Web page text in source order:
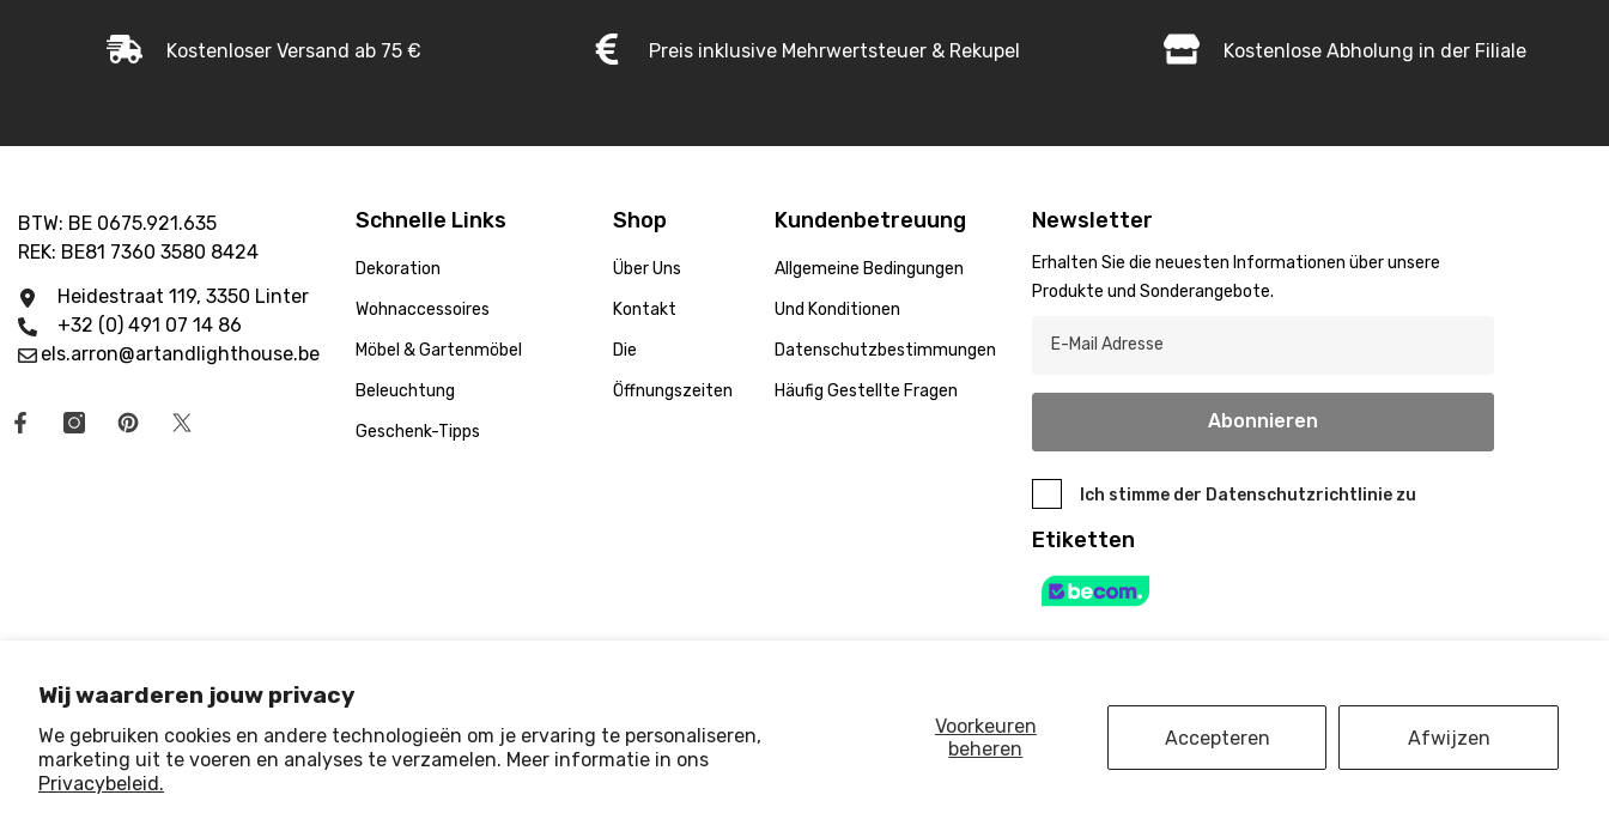
Wij waarderen jouw privacy
We gebruiken cookies en andere technologieën om je ervaring te personaliseren,
marketing uit te voeren en analyses te verzamelen. Meer informatie in ons
Privacybeleid.
Voorkeuren
beheren
Accepteren Afwijzen
Kostenloser Versand ab 75 € Preis inklusive Mehrwertsteuer & Rekupel Kostenlose Abholung in der Filiale
BTW: BE 0675.921.635
REK: BE81 7360 3580 8424
Heidestraat 119, 3350 Linter
+32 (0) 491 07 14 86
els.arron@artandlighthouse.be
Schnelle Links
Dekoration
Wohnaccessoires
Möbel & Gartenmöbel
Beleuchtung
Geschenk-Tipps
Shop
Über Uns
Kontakt
Die
Öffnungszeiten
Kundenbetreuung
Allgemeine Bedingungen
Und Konditionen
Datenschutzbestimmungen
Häufig Gestellte Fragen
Newsletter
Erhalten Sie die neuesten Informationen über unsere
Produkte und Sonderangebote.
Abonnieren
Ich stimme der Datenschutzrichtlinie zu
Etiketten
© 2025 Art & Light House